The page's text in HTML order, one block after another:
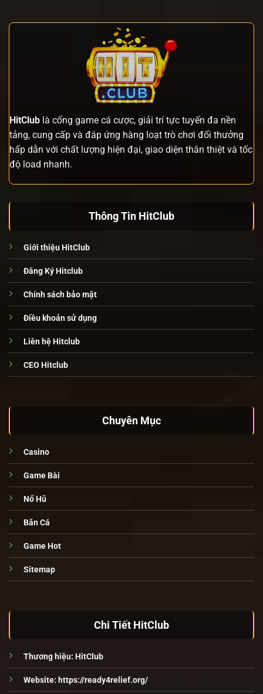
HitClub là cổng game cá cược, giải trí tực tuyến đa nền
tảng, cung cấp và đáp ứng hàng loạt trò chơi đổi thưởng
hấp dẫn với chất lượng hiện đại, giao diện thân thiệt và tốc
độ load nhanh.
Thông Tin HitClub
Giới thiệu HitClub
Đăng Ký Hitclub
Chính sách bảo mật
Điều khoản sử dụng
Liên hệ Hitclub
CEO Hitclub
Chuyên Mục
Casino
Game Bài
Nổ Hũ
Bắn Cá
Game Hot
Sitemap
Chi Tiết HitClub
Thương hiệu: HitClub
Website: https://ready4relief.org/